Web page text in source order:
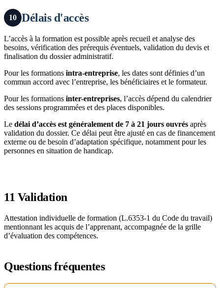
10 Délais d'accès
L’accès à la formation est possible après recueil et analyse des
besoins, vérification des prérequis éventuels, validation du devis et
finalisation du dossier administratif.
Pour les formations intra-entreprise, les dates sont définies d’un
commun accord avec l’entreprise, les bénéficiaires et le formateur.
Pour les formations inter-entreprises, l’accès dépend du calendrier
des sessions programmées et des places disponibles.
Le délai d’accès est généralement de 7 à 21 jours ouvrés après
validation du dossier. Ce délai peut être ajusté en cas de financement
externe ou de besoin d’adaptation spécifique, notamment pour les
personnes en situation de handicap.
11 Validation
Attestation individuelle de formation (L.6353-1 du Code du travail)
mentionnant les acquis de l’apprenant, accompagnée de la grille
d’évaluation des compétences.
Questions fréquentes